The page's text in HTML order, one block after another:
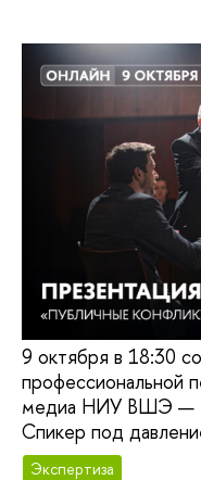
9 октября в 18:30
профессиональной
медиа НИУ ВШЭ —
Спикер под
Экспертиза